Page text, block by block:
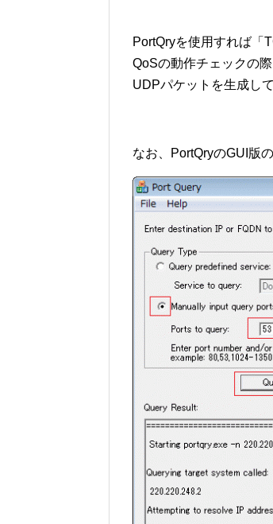
PortQryを使用すれば「
QoSの動作チェックの
UDPパケットを生成し
なお、PortQryのGUI版の